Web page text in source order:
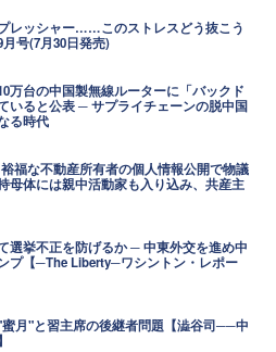
レッシャー……このストレスどう抜こう
月号(7月30日発売)
万台の中国製無線ルーターに「バックド
いると公表 ─ サプライチェーンの脱中国
る時代
福な不動産所有者の個人情報公開で物議
母体には親中活動家も入り込み、共産主
選挙不正を防げるか ─ 中東外交を進め中
プ【─The Liberty─ワシントン・レポー
月"と習主席の後継者問題【澁谷司──中